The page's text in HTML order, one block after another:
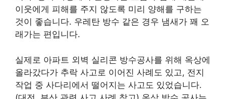
이웃에게 피해를 주지 않도록 미리 양해를 구하는
것이 좋습니다. 우레탄 방수 같은 경우 냄새가 꽤 오
래가는 편입니다.
실제로 아파트 외벽 실리콘 방수공사를 위해 옥상에
올라갔다가 추락 사고로 이어진 사례도 있고, 전지
작업 중 사다리에서 떨어지는 사고도 있었습니다.